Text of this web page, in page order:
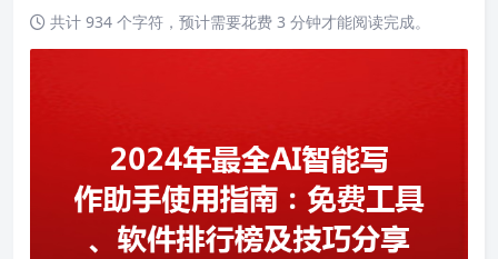
共计 934 个字符，预计需要花费 3 分钟才能阅读完成。